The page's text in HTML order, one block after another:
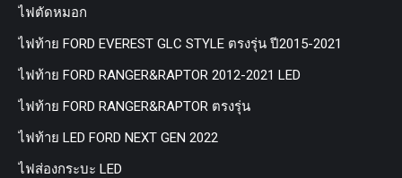
ไฟตัดหมอก
ไฟท้าย FORD EVEREST GLC STYLE ตรงรุ่น ปี2015-2021
ไฟท้าย FORD RANGER&RAPTOR 2012-2021 LED
ไฟท้าย FORD RANGER&RAPTOR ตรงรุ่น
ไฟท้าย LED FORD NEXT GEN 2022
ไฟส่องกระบะ LED